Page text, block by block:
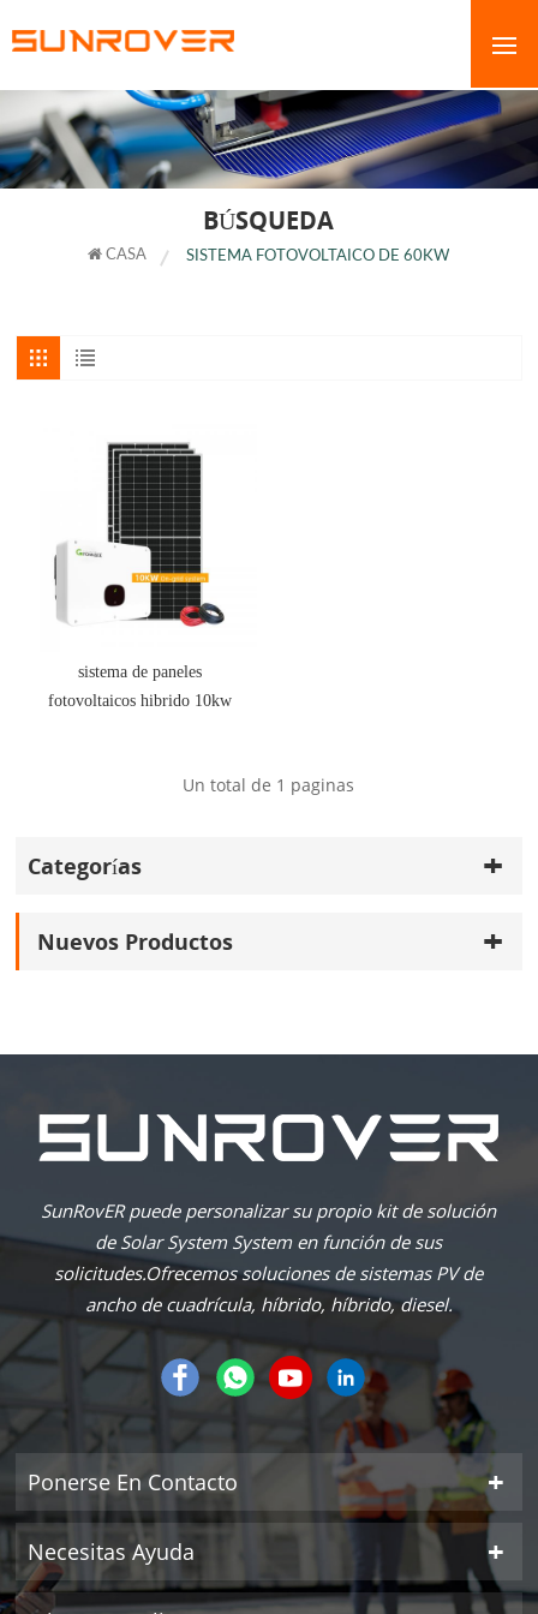
BÚSQUEDA
CASA SISTEMA FOTOVOLTAICO DE 60KW
sistema de paneles
fotovoltaicos hibrido 10kw
Un total de 1 paginas
Categorías
Nuevos Productos
SunRovER puede personalizar su propio kit de solución
de Solar System System en función de sus
solicitudes.Ofrecemos soluciones de sistemas PV de
ancho de cuadrícula, híbrido, híbrido, diesel.
Ponerse En Contacto
Necesitas Ayuda